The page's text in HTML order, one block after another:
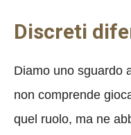
Discreti
Diamo uno sguardo
non comprende
quel ruolo, ma ne